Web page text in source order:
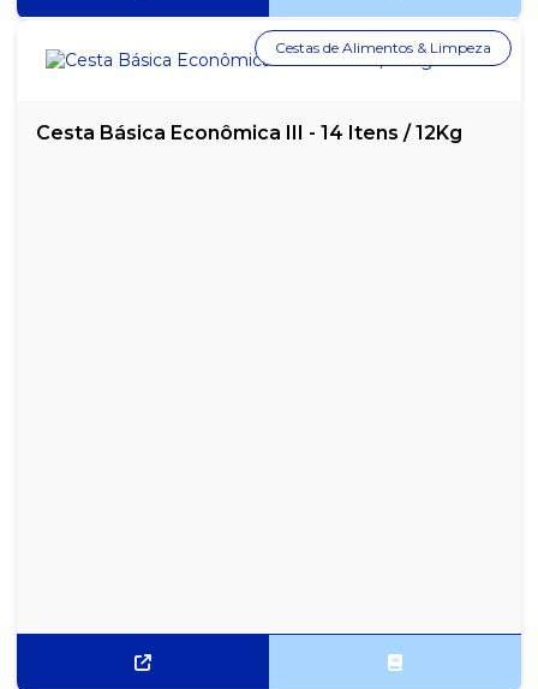
Cesta Básica Econômica III - 14 Itens / 12Kg
Cestas de Alimentos & Limpeza